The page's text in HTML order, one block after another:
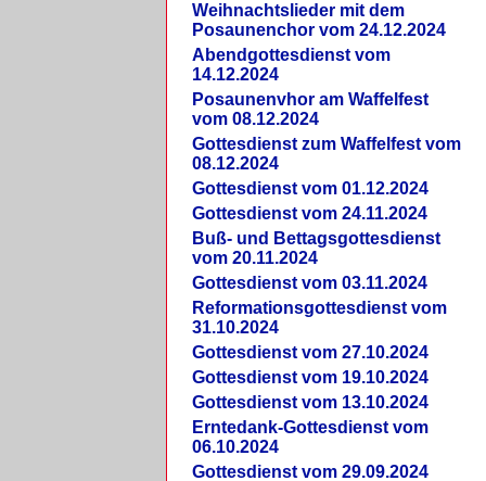
Weihnachtslieder mit dem
Posaunenchor vom 24.12.2024
Abendgottesdienst vom
14.12.2024
Posaunenvhor am Waffelfest
vom 08.12.2024
Gottesdienst zum Waffelfest vom
08.12.2024
Gottesdienst vom 01.12.2024
Gottesdienst vom 24.11.2024
Buß- und Bettagsgottesdienst
vom 20.11.2024
Gottesdienst vom 03.11.2024
Reformationsgottesdienst vom
31.10.2024
Gottesdienst vom 27.10.2024
Gottesdienst vom 19.10.2024
Gottesdienst vom 13.10.2024
Erntedank-Gottesdienst vom
06.10.2024
Gottesdienst vom 29.09.2024